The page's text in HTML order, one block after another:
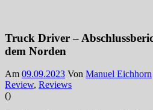
Truck Driver –
dem Norden
Am 09.09.2023 Von Manuel Eichhorn
Review, Reviews
()